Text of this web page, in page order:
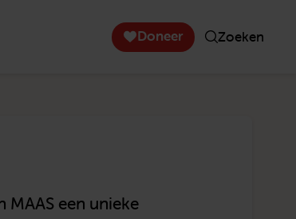
Doneer Zoeken
MAAS een unieke